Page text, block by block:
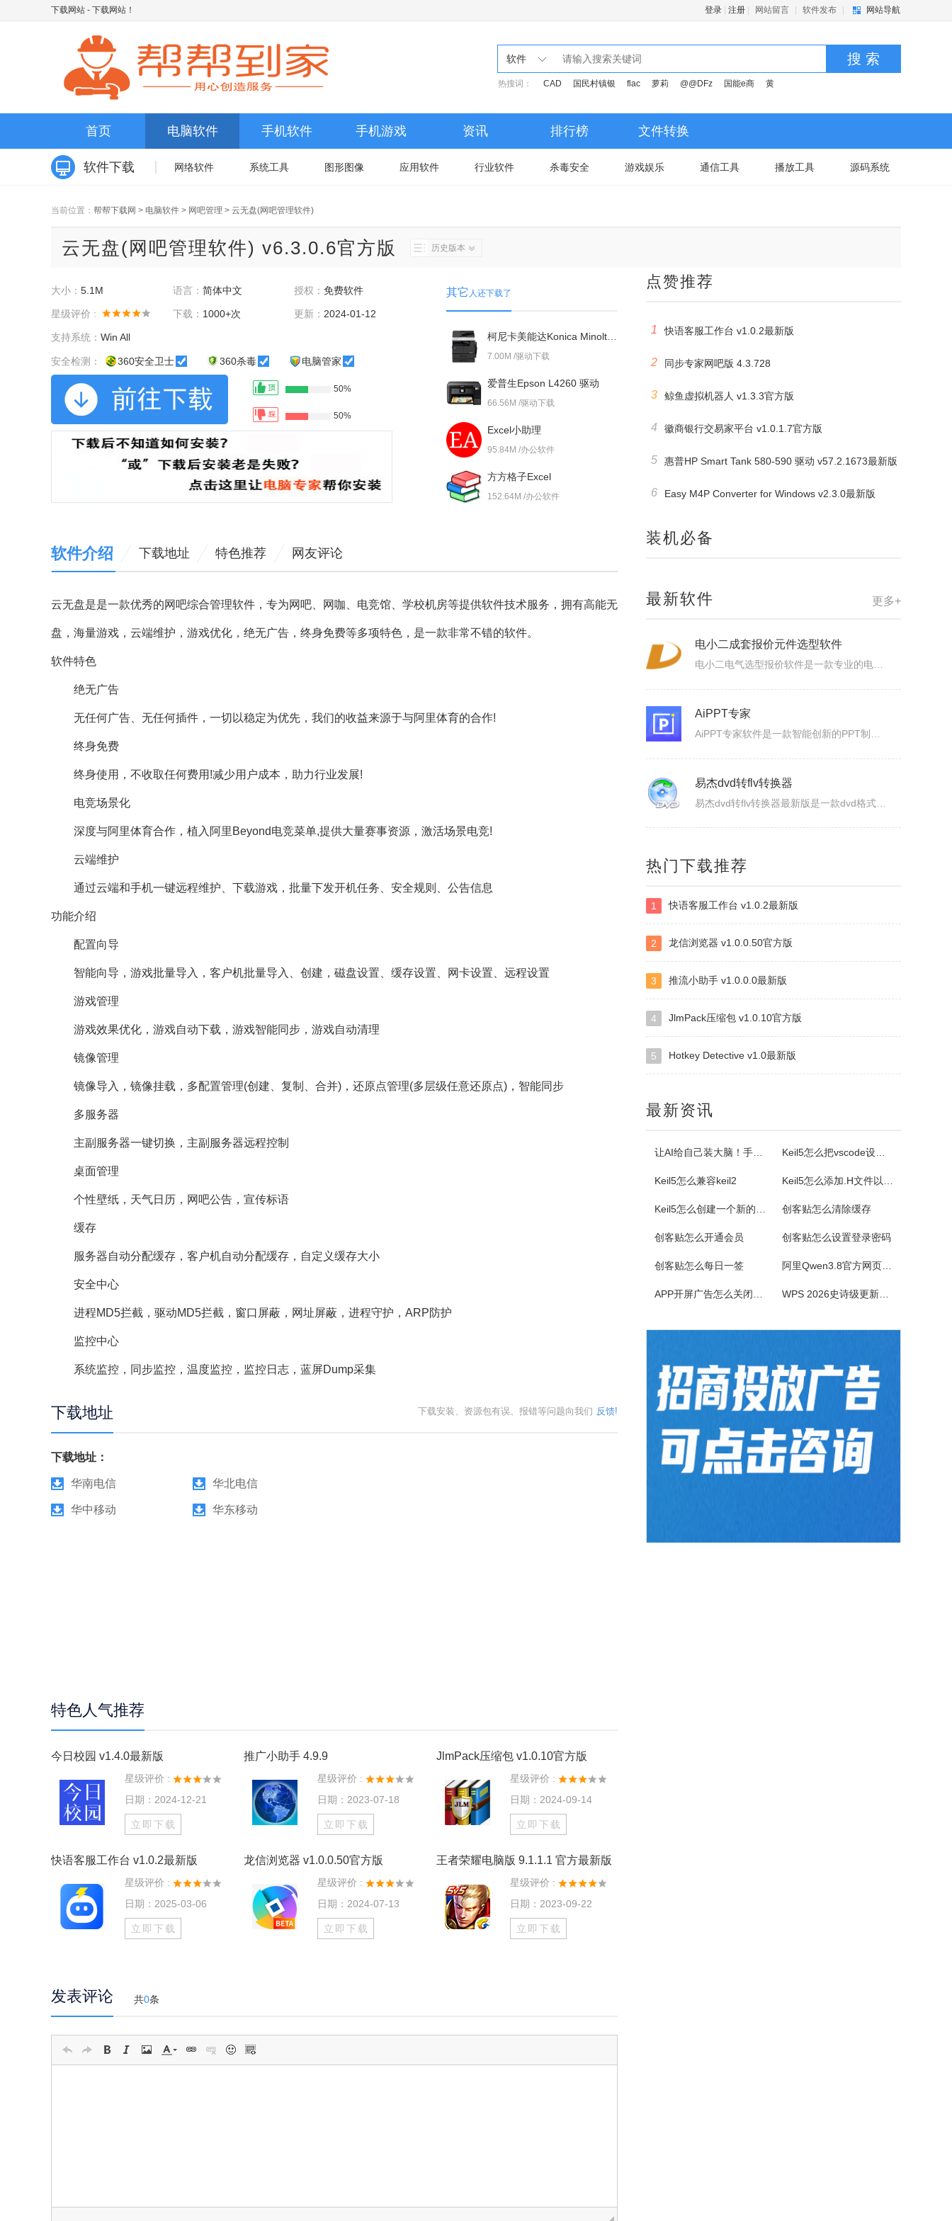
下载网站 - 下载网站！ 登录 注册 网站留言 软件发布 网站导航
软件 搜 索
热搜词： CAD 国民村镇银 flac 萝莉 @@DFz 国能e商 黄
首页 电脑软件 手机软件 手机游戏 资讯 排行榜 文件转换
软件下载 网络软件 系统工具 图形图像 应用软件 行业软件 杀毒安全 游戏娱乐 通信工具 播放工具 源码系统
当前位置： 帮帮下载网 > 电脑软件 > 网吧管理 > 云无盘(网吧管理软件)
云无盘(网吧管理软件) v6.3.0.6官方版 历史版本
大小： 5.1M 语言： 简体中文 授权：免费软件
星级评价 : 下载： 1000+次 更新： 2024-01-12
支持系统： Win All
安全检测： 360安全卫士 360杀毒 电脑管家
50%
50%
其它 人还下载了
7.00M /驱动下载
爱普生Epson L4260 驱动
66.56M /驱动下载
Excel小助理
95.84M /办公软件
方方格子Excel
152.64M /办公软件
软件介绍 下载地址 特色推荐 网友评论
云无盘是是一款优秀的网吧综合管理软件，专为网吧、网咖、电竞馆、学校机房等提供软件技术服务，拥有高能无
盘，海量游戏，云端维护，游戏优化，绝无广告，终身免费等多项特色，是一款非常不错的软件。
软件特色
绝无广告
无任何广告、无任何插件，一切以稳定为优先，我们的收益来源于与阿里体育的合作!
终身免费
终身使用，不收取任何费用!减少用户成本，助力行业发展!
电竞场景化
深度与阿里体育合作，植入阿里Beyond电竞菜单,提供大量赛事资源，激活场景电竞!
云端维护
通过云端和手机一键远程维护、下载游戏，批量下发开机任务、安全规则、公告信息
功能介绍
配置向导
智能向导，游戏批量导入，客户机批量导入、创建，磁盘设置、缓存设置、网卡设置、远程设置
游戏管理
游戏效果优化，游戏自动下载，游戏智能同步，游戏自动清理
镜像管理
镜像导入，镜像挂载，多配置管理(创建、复制、合并)，还原点管理(多层级任意还原点)，智能同步
多服务器
主副服务器一键切换，主副服务器远程控制
桌面管理
个性壁纸，天气日历，网吧公告，宣传标语
缓存
服务器自动分配缓存，客户机自动分配缓存，自定义缓存大小
安全中心
进程MD5拦截，驱动MD5拦截，窗口屏蔽，网址屏蔽，进程守护，ARP防护
监控中心
系统监控，同步监控，温度监控，监控日志，蓝屏Dump采集
下载地址 下载安装、资源包有误、报错等问题向我们 反馈!
下载地址：
华南电信 华北电信
华中移动 华东移动
特色人气推荐
今日校园 v1.4.0最新版
星级评价 :
日期：2024-12-21
立即下载
推广小助手 4.9.9
星级评价 :
日期：2023-07-18
立即下载
JlmPack压缩包 v1.0.10官方版
星级评价 :
日期：2024-09-14
立即下载
快语客服工作台 v1.0.2最新版
星级评价 :
日期：2025-03-06
立即下载
龙信浏览器 v1.0.0.50官方版
星级评价 :
日期：2024-07-13
立即下载
王者荣耀电脑版 9.1.1.1 官方最新版
星级评价 :
日期：2023-09-22
立即下载
发表评论 共0条
点赞推荐
1 快语客服工作台 v1.0.2最新版
2 同步专家网吧版 4.3.728
3 鲸鱼虚拟机器人 v1.3.3官方版
4 徽商银行交易家平台 v1.0.1.7官方版
5 惠普HP Smart Tank 580-590 驱动 v57.2.1673最新版
6 Easy M4P Converter for Windows v2.3.0最新版
装机必备
更多+
最新软件
Property Cube
电小二成套报价元件选型软件
AiPPT专家
AiPPT专家软件是一款智能创新的PPT制作工具，致力于为广大用户提供便捷、高效的PPT制作体验。作为一款人工智能助手，软件具备一键生成PPT、智能生成大纲、海量模板和素材可以选择以及文档后台管理等功能，让您轻松应对各种演示场景，提升工作效率。1.一键生成PPT：只需输入主题、关键词和要点，系统便会...
视频抽帧截图
NirSoft SmartSniff
捕获通过网络适配器的TCP/IP数据包，并且可以以客户端和服务器之间的会话序列的形式查看所捕获取的数据。可以使用两种模式查看TCP/IP会话：ASCII模式（针对以文本为基础的协议，例如HTTP、SMTP，POP3和FTP。），十六进制转储模式（针对以非文本形式为基础的协议，例如DNS）。
Offline Commander
热门下载推荐
1 快语客服工作台 v1.0.2最新版
2 龙信浏览器 v1.0.0.50官方版
3 推流小助手 v1.0.0.0最新版
4 JlmPack压缩包 v1.0.10官方版
5 Hotkey Detective v1.0最新版
最新资讯
让AI给自己装大脑！手把手教你学会安装使用Agent Skill Keil5怎么把vscode设置外部编辑器
Keil5怎么兼容keil2 Keil5怎么添加.H文件以及Keil5添加.H文件的方法
Keil5怎么创建一个新的51单片机项目 创客贴怎么清除缓存
创客贴怎么开通会员 创客贴怎么设置登录密码
创客贴怎么每日一签 阿里Qwen3.8官方网页版入口
APP开屏广告怎么关闭？3招彻底关闭跳转 WPS 2026史诗级更新！重构存储管理，深度融合AI应用